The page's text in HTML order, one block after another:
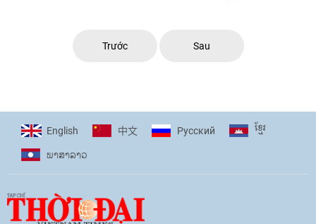
Trước
Sau
English 中文 Pусский ខ្មែរ
ພາ​ສາ​ລາວ